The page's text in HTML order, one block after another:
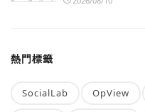
熱門標籤
SocialLab OpView